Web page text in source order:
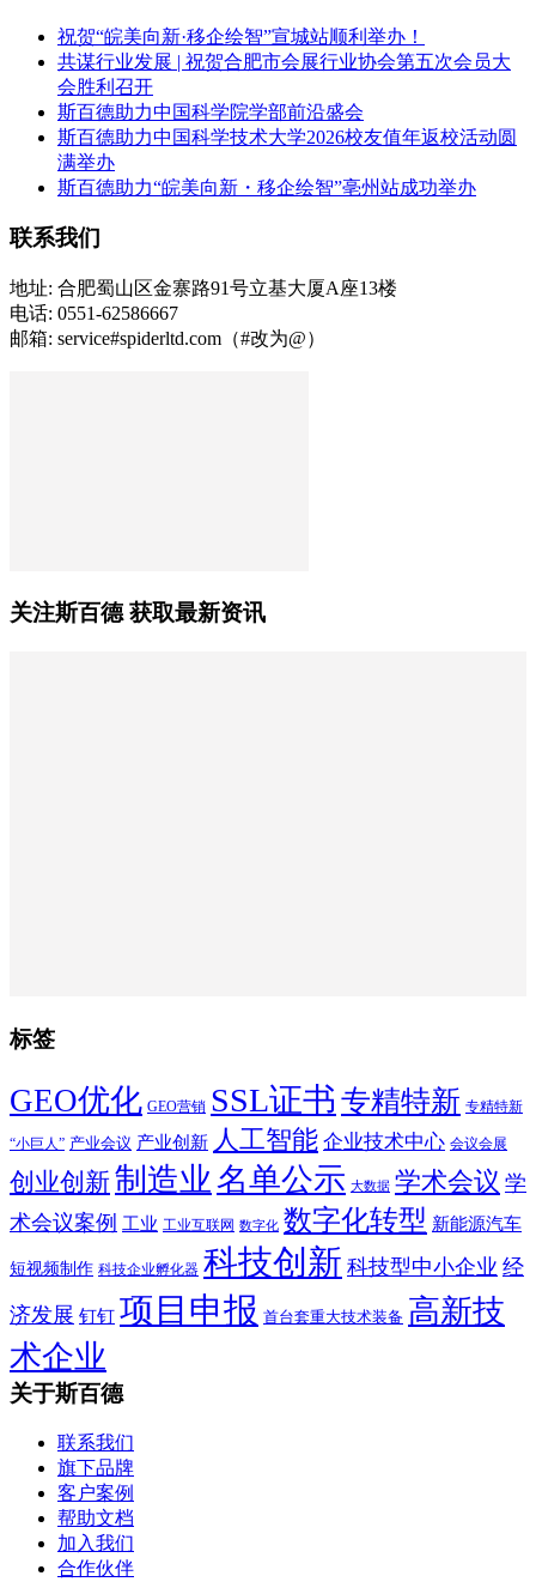
祝贺“皖美向新·移企绘智”宣城站顺利举办！
共谋行业发展 | 祝贺合肥市会展行业协会第五次会员大
会胜利召开
斯百德助力中国科学院学部前沿盛会
斯百德助力中国科学技术大学2026校友值年返校活动圆
满举办
斯百德助力“皖美向新・移企绘智”亳州站成功举办
联系我们
地址: 合肥蜀山区金寨路91号立基大厦A座13楼
电话: 0551-62586667
邮箱: service#spiderltd.com（#改为@）
关注斯百德 获取最新资讯
标签
GEO优化 GEO营销 SSL证书 专精特新 专精特新
“小巨人” 产业会议 产业创新 人工智能 企业技术中心 会议会展
创业创新制造业 名单公示 大数据 学术会议 学
术会议案例 工业 工业互联网 数字化 数字化转型 新能源汽车
短视频制作 科技企业孵化器 科技创新 科技型中小企业 经
济发展 钉钉 项目申报 首台套重大技术装备 高新技
术企业
关于斯百德
联系我们
旗下品牌
客户案例
帮助文档
加入我们
合作伙伴